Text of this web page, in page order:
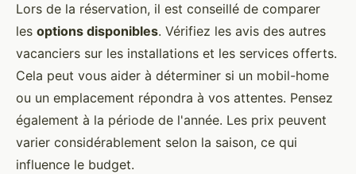
Lors de la réservation, il est conseillé de comparer
les options disponibles. Vérifiez les avis des autres
vacanciers sur les installations et les services offerts.
Cela peut vous aider à déterminer si un mobil-home
ou un emplacement répondra à vos attentes. Pensez
également à la période de l'année. Les prix peuvent
varier considérablement selon la saison, ce qui
influence le budget.